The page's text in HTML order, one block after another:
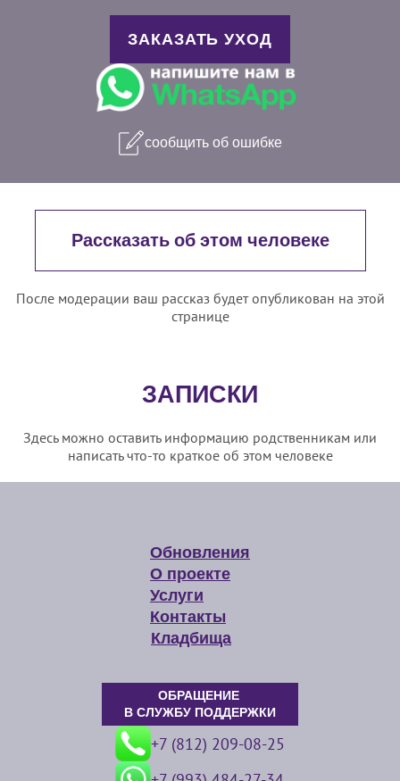
ЗАКАЗАТЬ УХОД
сообщить об ошибке
Рассказать об этом человеке
После модерации ваш рассказ будет опубликован на этой
странице
ЗАПИСКИ
Здесь можно оставить информацию родственникам или
написать что-то краткое об этом человеке
Обновления
О проекте
Услуги
Контакты
Кладбища
ОБРАЩЕНИЕ
В СЛУЖБУ ПОДДЕРЖКИ
+7 (812) 209-08-25